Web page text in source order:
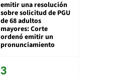
emitir una resolución
sobre solicitud de PGU
de 68 adultos
mayores: Corte
ordenó emitir un
pronunciamiento